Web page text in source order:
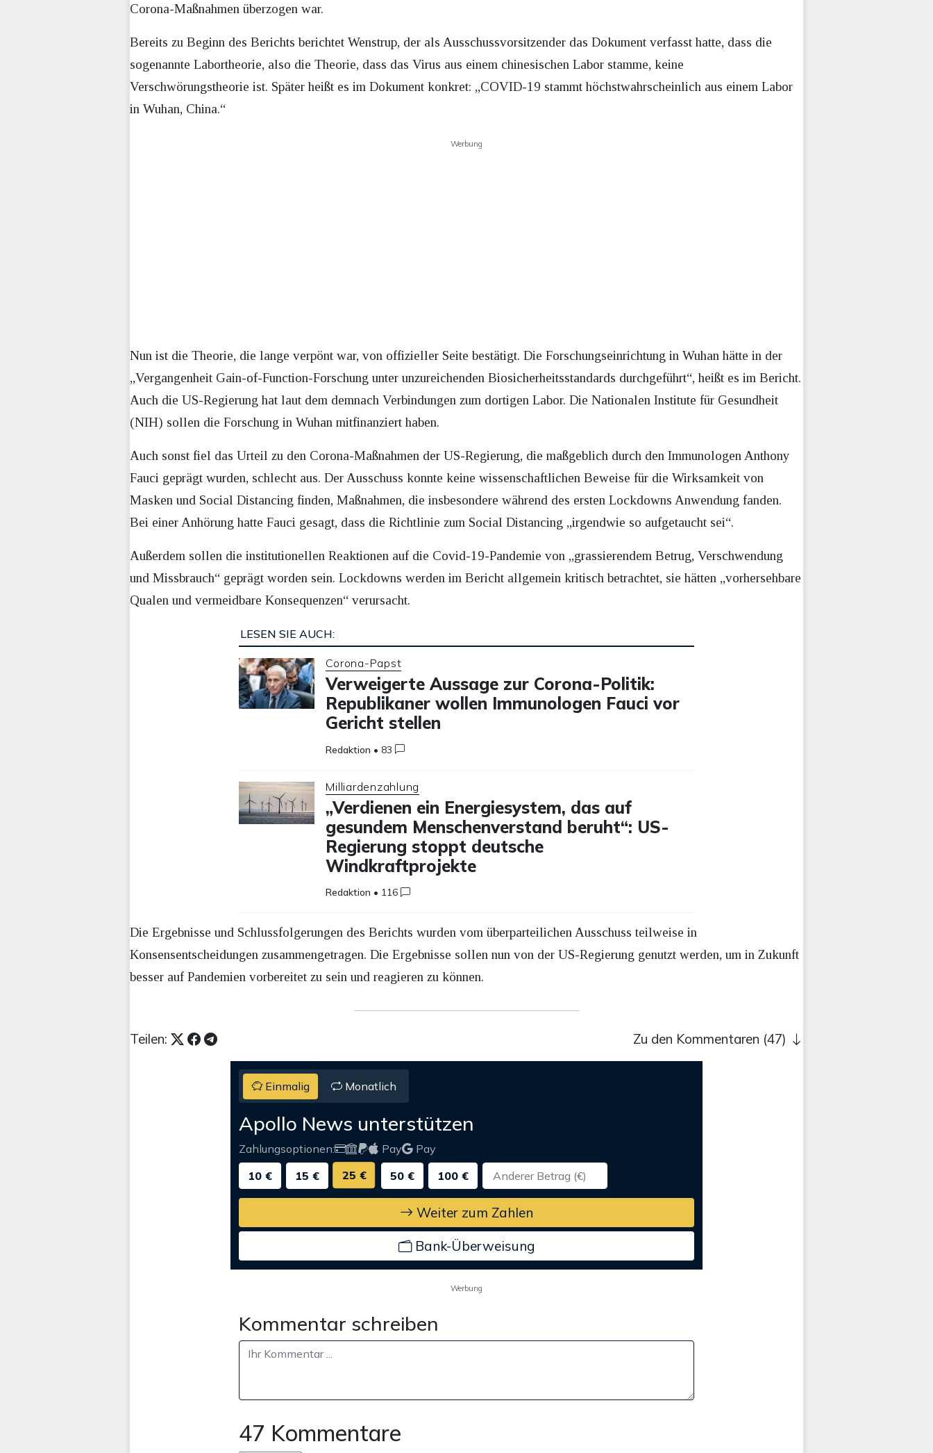
Corona-Maßnahmen überzogen war.
Bereits zu Beginn des Berichts berichtet Wenstrup, der als Ausschussvorsitzender das Dokument verfasst hatte, dass die
sogenannte Labortheorie, also die Theorie, dass das Virus aus einem chinesischen Labor stamme, keine
Verschwörungstheorie ist. Später heißt es im Dokument konkret: „COVID-19 stammt höchstwahrscheinlich aus einem Labor
in Wuhan, China.“
Werbung
Nun ist die Theorie, die lange verpönt war, von offizieller Seite bestätigt. Die Forschungseinrichtung in Wuhan hätte in der
„Vergangenheit Gain-of-Function-Forschung unter unzureichenden Biosicherheitsstandards durchgeführt“, heißt es im Bericht.
Auch die US-Regierung hat laut dem demnach Verbindungen zum dortigen Labor. Die Nationalen Institute für Gesundheit
(NIH) sollen die Forschung in Wuhan mitfinanziert haben.
Auch sonst fiel das Urteil zu den Corona-Maßnahmen der US-Regierung, die maßgeblich durch den Immunologen Anthony
Fauci geprägt wurden, schlecht aus. Der Ausschuss konnte keine wissenschaftlichen Beweise für die Wirksamkeit von
Masken und Social Distancing finden, Maßnahmen, die insbesondere während des ersten Lockdowns Anwendung fanden.
Bei einer Anhörung hatte Fauci gesagt, dass die Richtlinie zum Social Distancing „irgendwie so aufgetaucht sei“.
Außerdem sollen die institutionellen Reaktionen auf die Covid-19-Pandemie von „grassierendem Betrug, Verschwendung
und Missbrauch“ geprägt worden sein. Lockdowns werden im Bericht allgemein kritisch betrachtet, sie hätten „vorhersehbare
Qualen und vermeidbare Konsequenzen“ verursacht.
LESEN SIE AUCH:
Corona-Papst
Verweigerte Aussage zur Corona-Politik:
Republikaner wollen Immunologen Fauci vor
Gericht stellen
Redaktion • 83
Milliardenzahlung
„Verdienen ein Energiesystem, das auf
gesundem Menschenverstand beruht“: US-
Regierung stoppt deutsche
Windkraftprojekte
Redaktion • 116
Die Ergebnisse und Schlussfolgerungen des Berichts wurden vom überparteilichen Ausschuss teilweise in
Konsensentscheidungen zusammengetragen. Die Ergebnisse sollen nun von der US-Regierung genutzt werden, um in Zukunft
besser auf Pandemien vorbereitet zu sein und reagieren zu können.
Teilen: Zu den Kommentaren (47)
Einmalig Monatlich
Apollo News unterstützen
Zahlungsoptionen: Pay
Pay
10 €
15 € 25 € 50 € 100 €
Weiter zum Zahlen
Bank-Überweisung
Werbung
Kommentar schreiben
47 Kommentare